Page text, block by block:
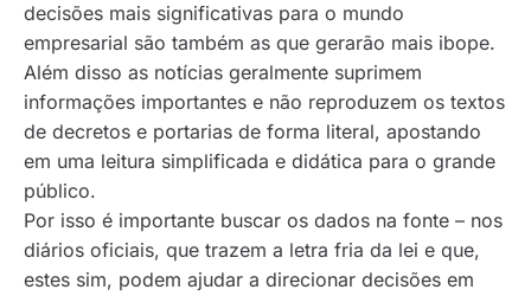
decisões mais significativas para o mundo
empresarial são também as que gerarão mais ibope.
Além disso as notícias geralmente suprimem
informações importantes e não reproduzem os textos
de decretos e portarias de forma literal, apostando
em uma leitura simplificada e didática para o grande
público.
Por isso é importante buscar os dados na fonte – nos
diários oficiais, que trazem a letra fria da lei e que,
estes sim, podem ajudar a direcionar decisões em